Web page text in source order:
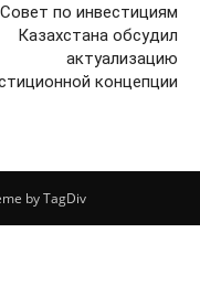
Совет по инвестициям
Казахстана обсудил
актуализацию
концепции
by TagDiv